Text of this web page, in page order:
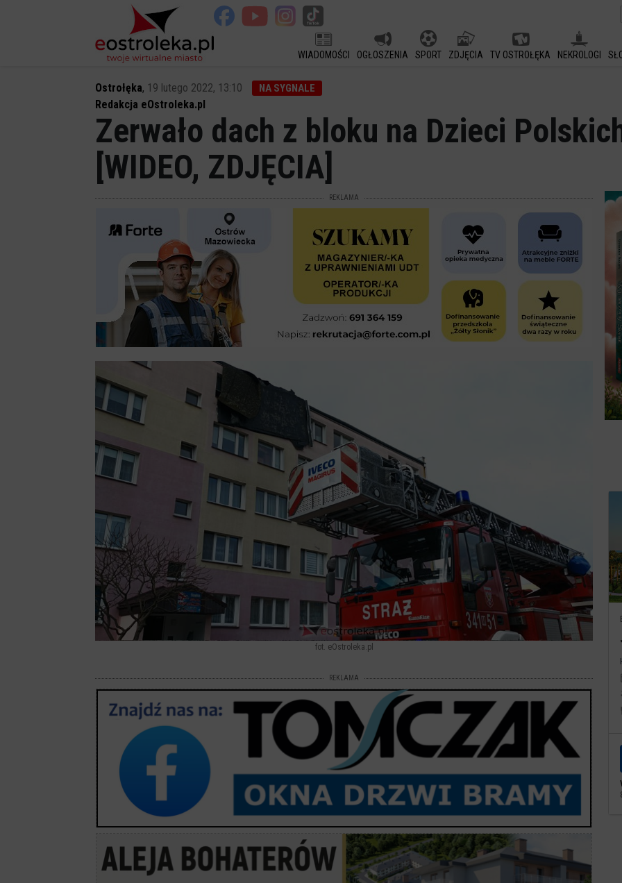
WIADOMOŚCI OGŁOSZENIA SPORT ZDJĘCIA TV OSTROŁĘKA NEKROLOGI
Ostrołęka, 19 lutego 2022, 13:10 NA SYGNALE
Redakcja eOstroleka.pl
Zerwało dach z bloku na Dzieci
[WIDEO, ZDJĘCIA]
REKLAMA
fot. eOstroleka.pl
REKLAMA